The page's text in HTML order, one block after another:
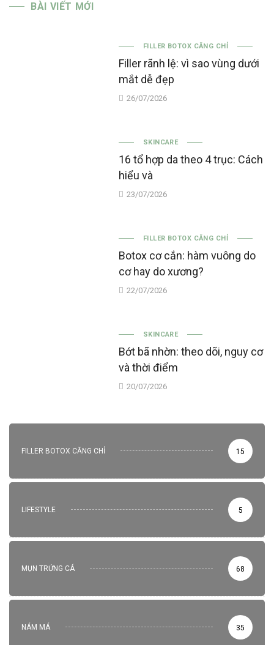
BÀI VIẾT MỚI
FILLER BOTOX CĂNG CHỈ
Filler rãnh lệ: vì sao vùng dưới
mắt dễ đẹp
26/07/2026
SKINCARE
16 tổ hợp da theo 4 trục: Cách
hiểu và
23/07/2026
FILLER BOTOX CĂNG CHỈ
Botox cơ cắn: hàm vuông do
cơ hay do xương?
22/07/2026
SKINCARE
Bớt bã nhờn: theo dõi, nguy cơ
và thời điểm
20/07/2026
FILLER BOTOX CĂNG CHỈ 15
LIFESTYLE 5
MỤN TRỨNG CÁ 68
NÁM MÁ 35